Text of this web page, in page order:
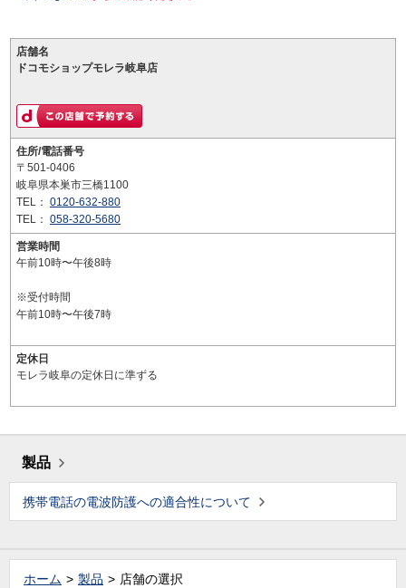
店舗名
ドコモショップモレラ岐阜店
住所/電話番号
〒501-0406
岐阜県本巣市三橋1100
TEL： 0120-632-880
TEL： 058-320-5680
営業時間
午前10時〜午後8時
※受付時間
午前10時〜午後7時
定休日
モレラ岐阜の定休日に準ずる
製品
携帯電話の電波防護への適合性について
ホーム 製品 店舗の選択